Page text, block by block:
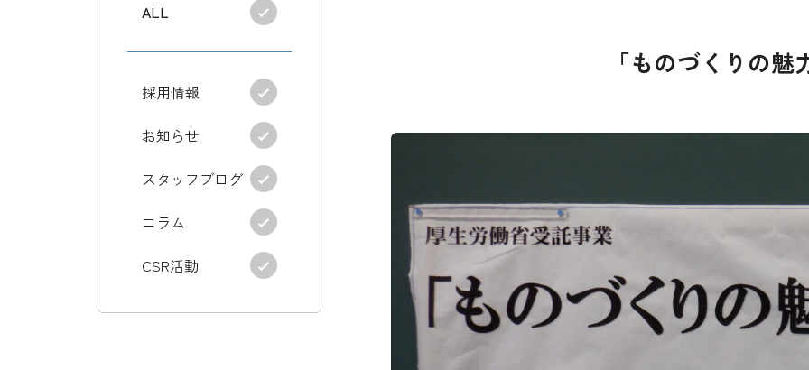
ALL
採用情報
お知らせ
スタッフブログ
コラム
CSR活動
「ものづくりの魅